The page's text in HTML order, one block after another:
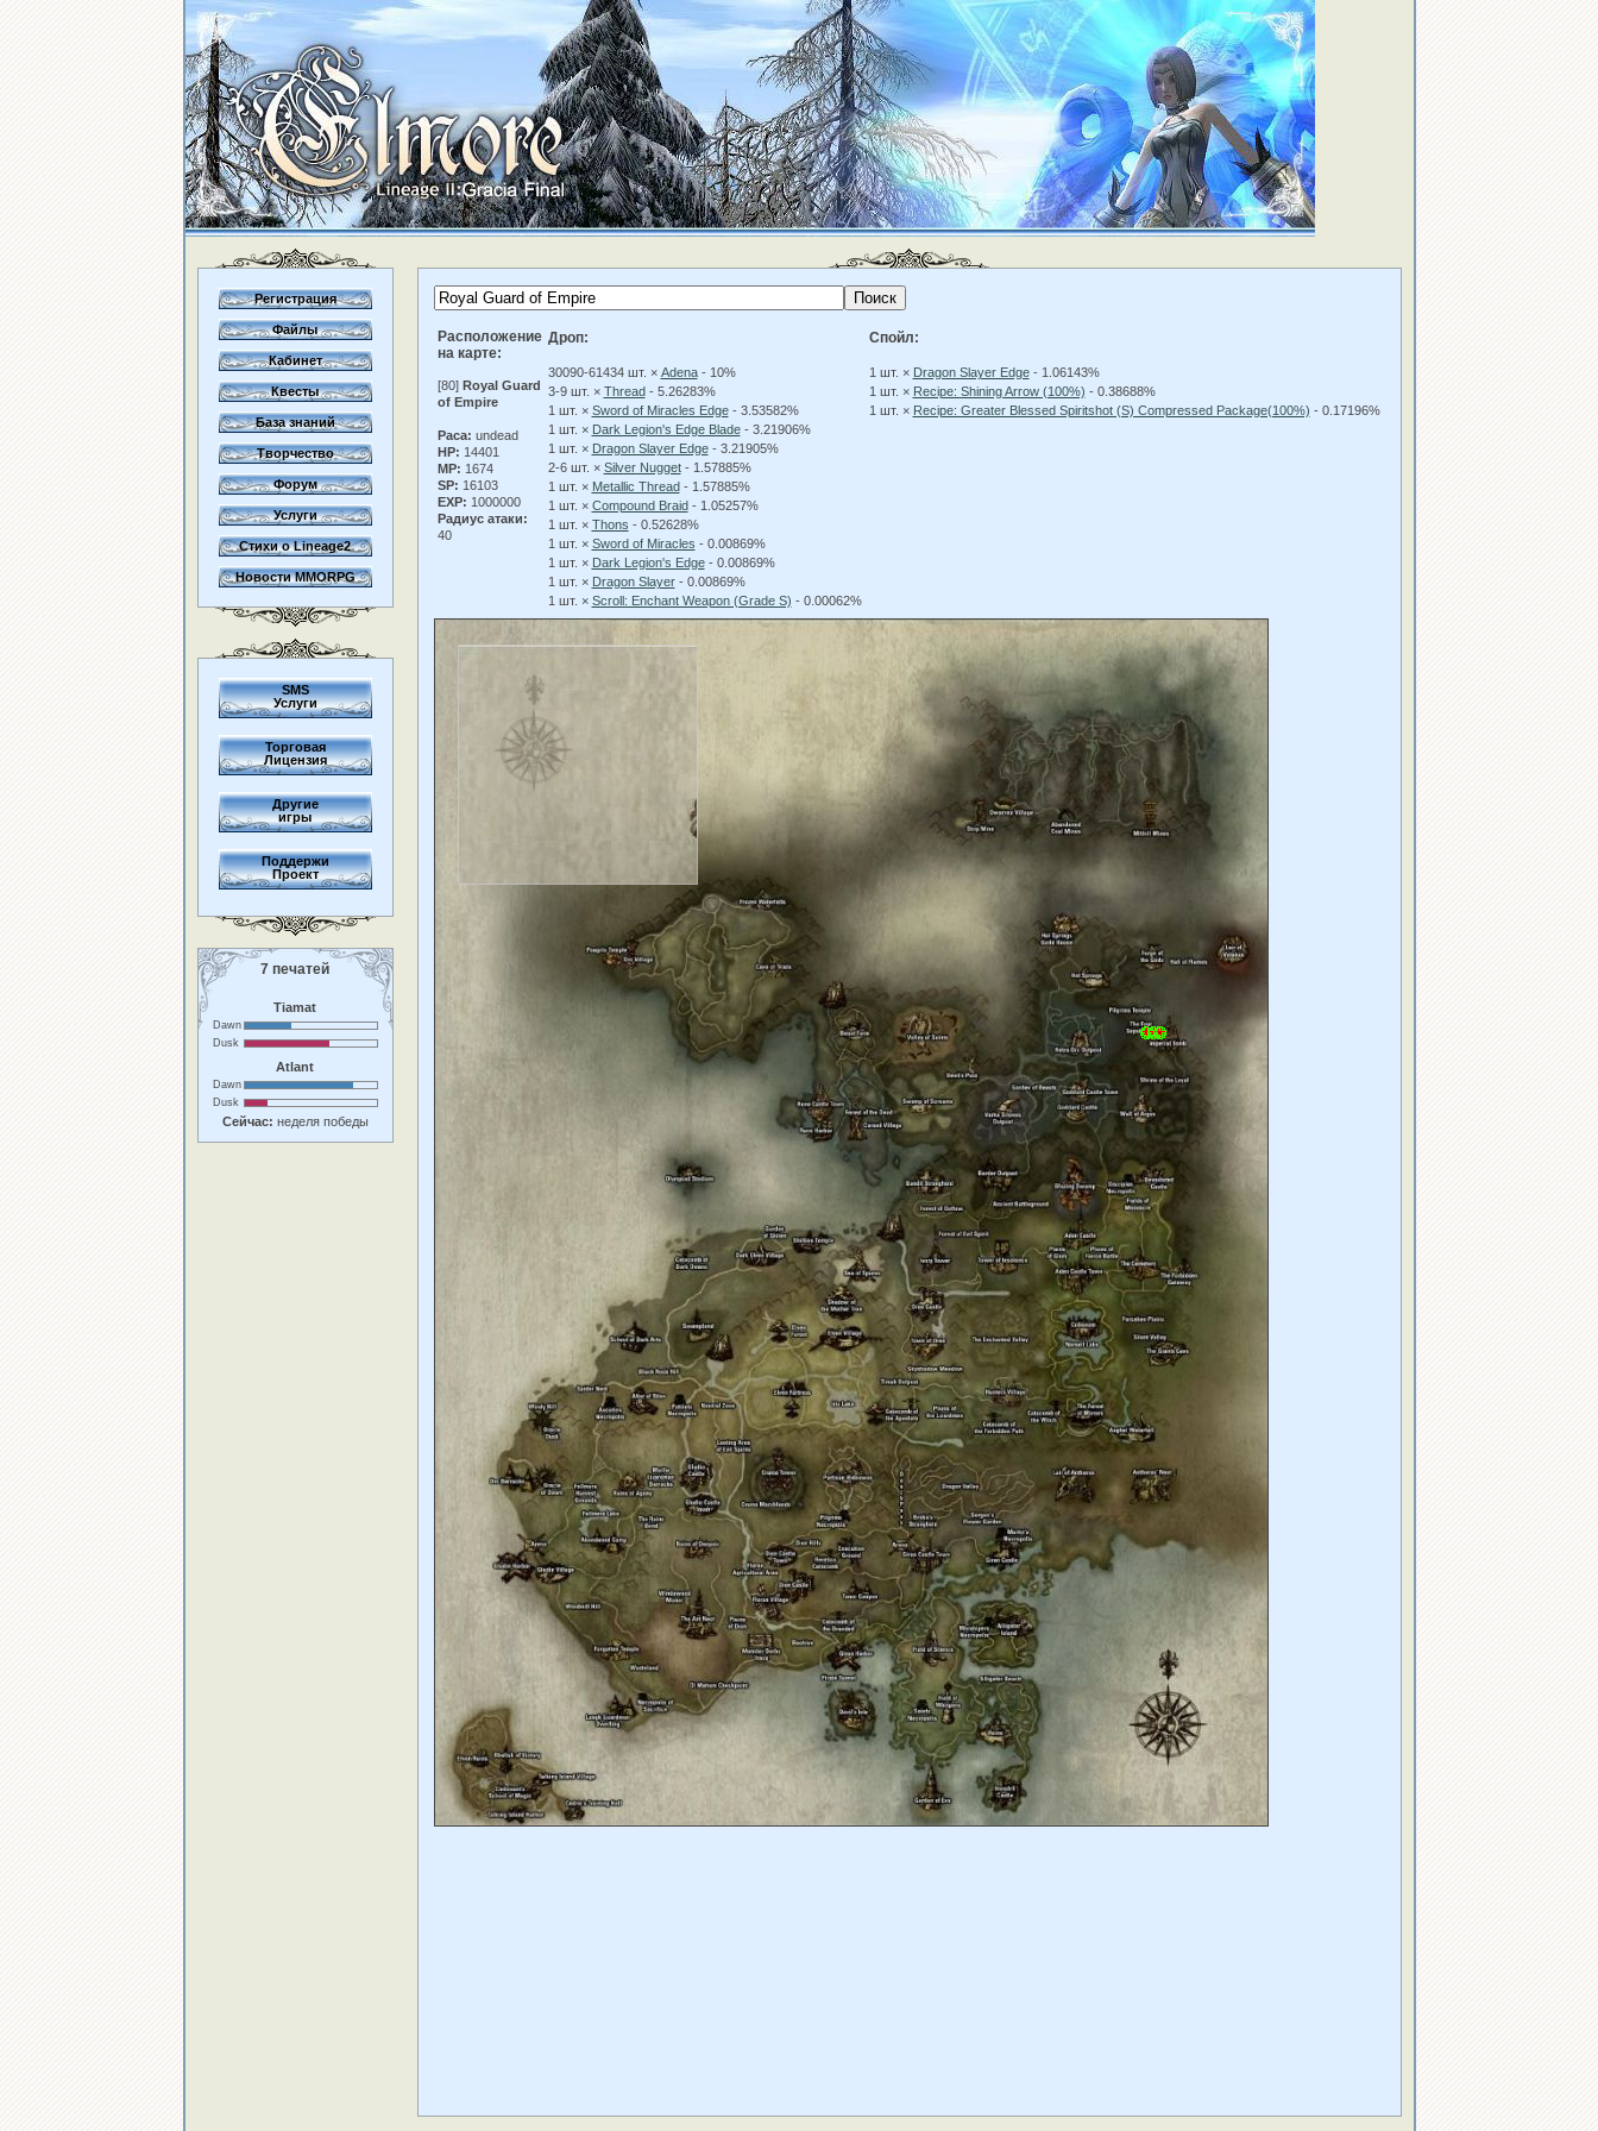
Регистрация
Файлы
Кабинет
Квесты
База знаний
Творчество
Форум
Услуги
Стихи о Lineage2
Новости MMORPG
SMS
Услуги
Торговая
Лицензия
Другие
игры
Поддержи
Проект
7 печатей
Tiamat
Dawn
Dusk
Atlant
Dawn
Dusk
Сейчас: неделя победы
Расположение
на карте:
[80] Royal Guard
of Empire
Раса: undead
HP: 14401
MP: 1674
SP: 16103
EXP: 1000000
Радиус атаки:
40
Дроп:
30090-61434 шт. × Adena- 10%
3-9 шт. × Thread- 5.26283%
1 шт. × Sword of Miracles Edge- 3.53582%
1 шт. × Dark Legion's Edge Blade- 3.21906%
1 шт. × Dragon Slayer Edge- 3.21905%
2-6 шт. × Silver Nugget- 1.57885%
1 шт. × Metallic Thread- 1.57885%
1 шт. × Compound Braid- 1.05257%
1 шт. × Thons - 0.52628%
1 шт. × Sword of Miracles - 0.00869%
1 шт. × Dark Legion's Edge- 0.00869%
1 шт. × Dragon Slayer- 0.00869%
1 шт. × Scroll: Enchant Weapon (Grade S) - 0.00062%
Спойл:
1 шт. × Dragon Slayer Edge- 1.06143%
1 шт. × Recipe: Shining Arrow (100%) - 0.38688%
1 шт. × Recipe: Greater Blessed Spiritshot (S) Compressed Package(100%) - 0.17196%